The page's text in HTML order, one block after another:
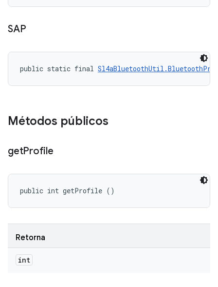
SAP
public static final
Métodos públicos
getProfile
public int getProfile ()
Retorna
int